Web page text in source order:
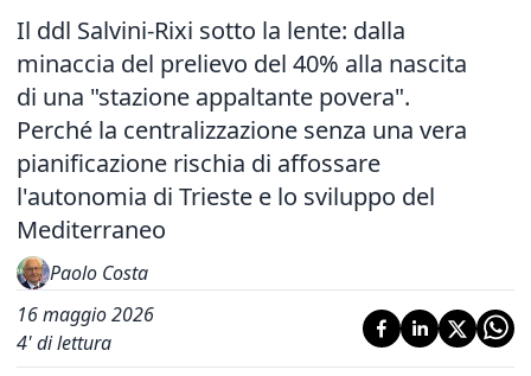
Il ddl Salvini-Rixi sotto la lente: dalla
minaccia del prelievo del 40% alla nascita
di una "stazione appaltante povera".
Perché la centralizzazione senza una vera
pianificazione rischia di affossare
l'autonomia di Trieste e lo sviluppo del
Mediterraneo
Paolo Costa
16 maggio 2026
4' di lettura